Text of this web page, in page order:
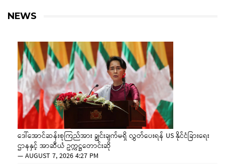
NEWS
ဒေါ်အောင်ဆန်းစုကြည်အား ချွင်းချက်မရှိ လွှတ်ပေးရန် US နိုင်ငံခြားရေး
ဌာနနှင့် အာဆီယံ ဥက္ကဋ္ဌတောင်းဆို
—AUGUST 7, 2026 4:27 PM